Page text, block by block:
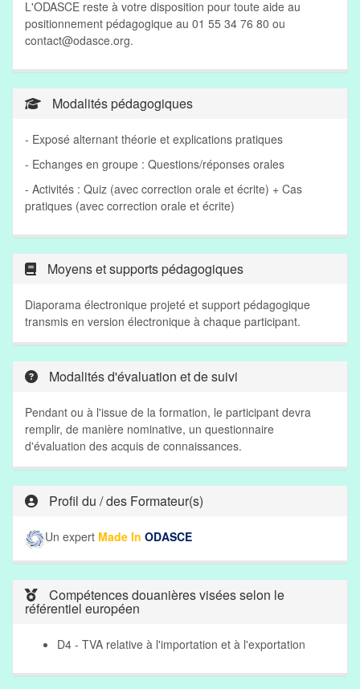
L'ODASCE reste à votre disposition pour toute aide au
positionnement pédagogique au 01 55 34 76 80 ou
contact@odasce.org.
Modalités pédagogiques
- Exposé alternant théorie et explications pratiques
- Echanges en groupe : Questions/réponses orales
- Activités : Quiz (avec correction orale et écrite) + Cas
pratiques (avec correction orale et écrite)
Moyens et supports pédagogiques
Diaporama électronique projeté et support pédagogique
transmis en version électronique à chaque participant.
Modalités d'évaluation et de suivi
Pendant ou à l'issue de la formation, le participant devra
remplir, de manière nominative, un questionnaire
d'évaluation des acquis de connaissances.
Profil du / des Formateur(s)
Un expert Made In ODASCE
Compétences douanières visées selon le
référentiel européen
D4 - TVA relative à l'importation et à l'exportation